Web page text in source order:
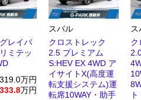
レイバ
ミテッ
319.0万円
333.8万円
スバル
クロストレック
2.5 プレミアム
S:HEV EX 4WD ア
イサイトX(高度運
転支援システム)運
転席10WAY・助手
ス
ク